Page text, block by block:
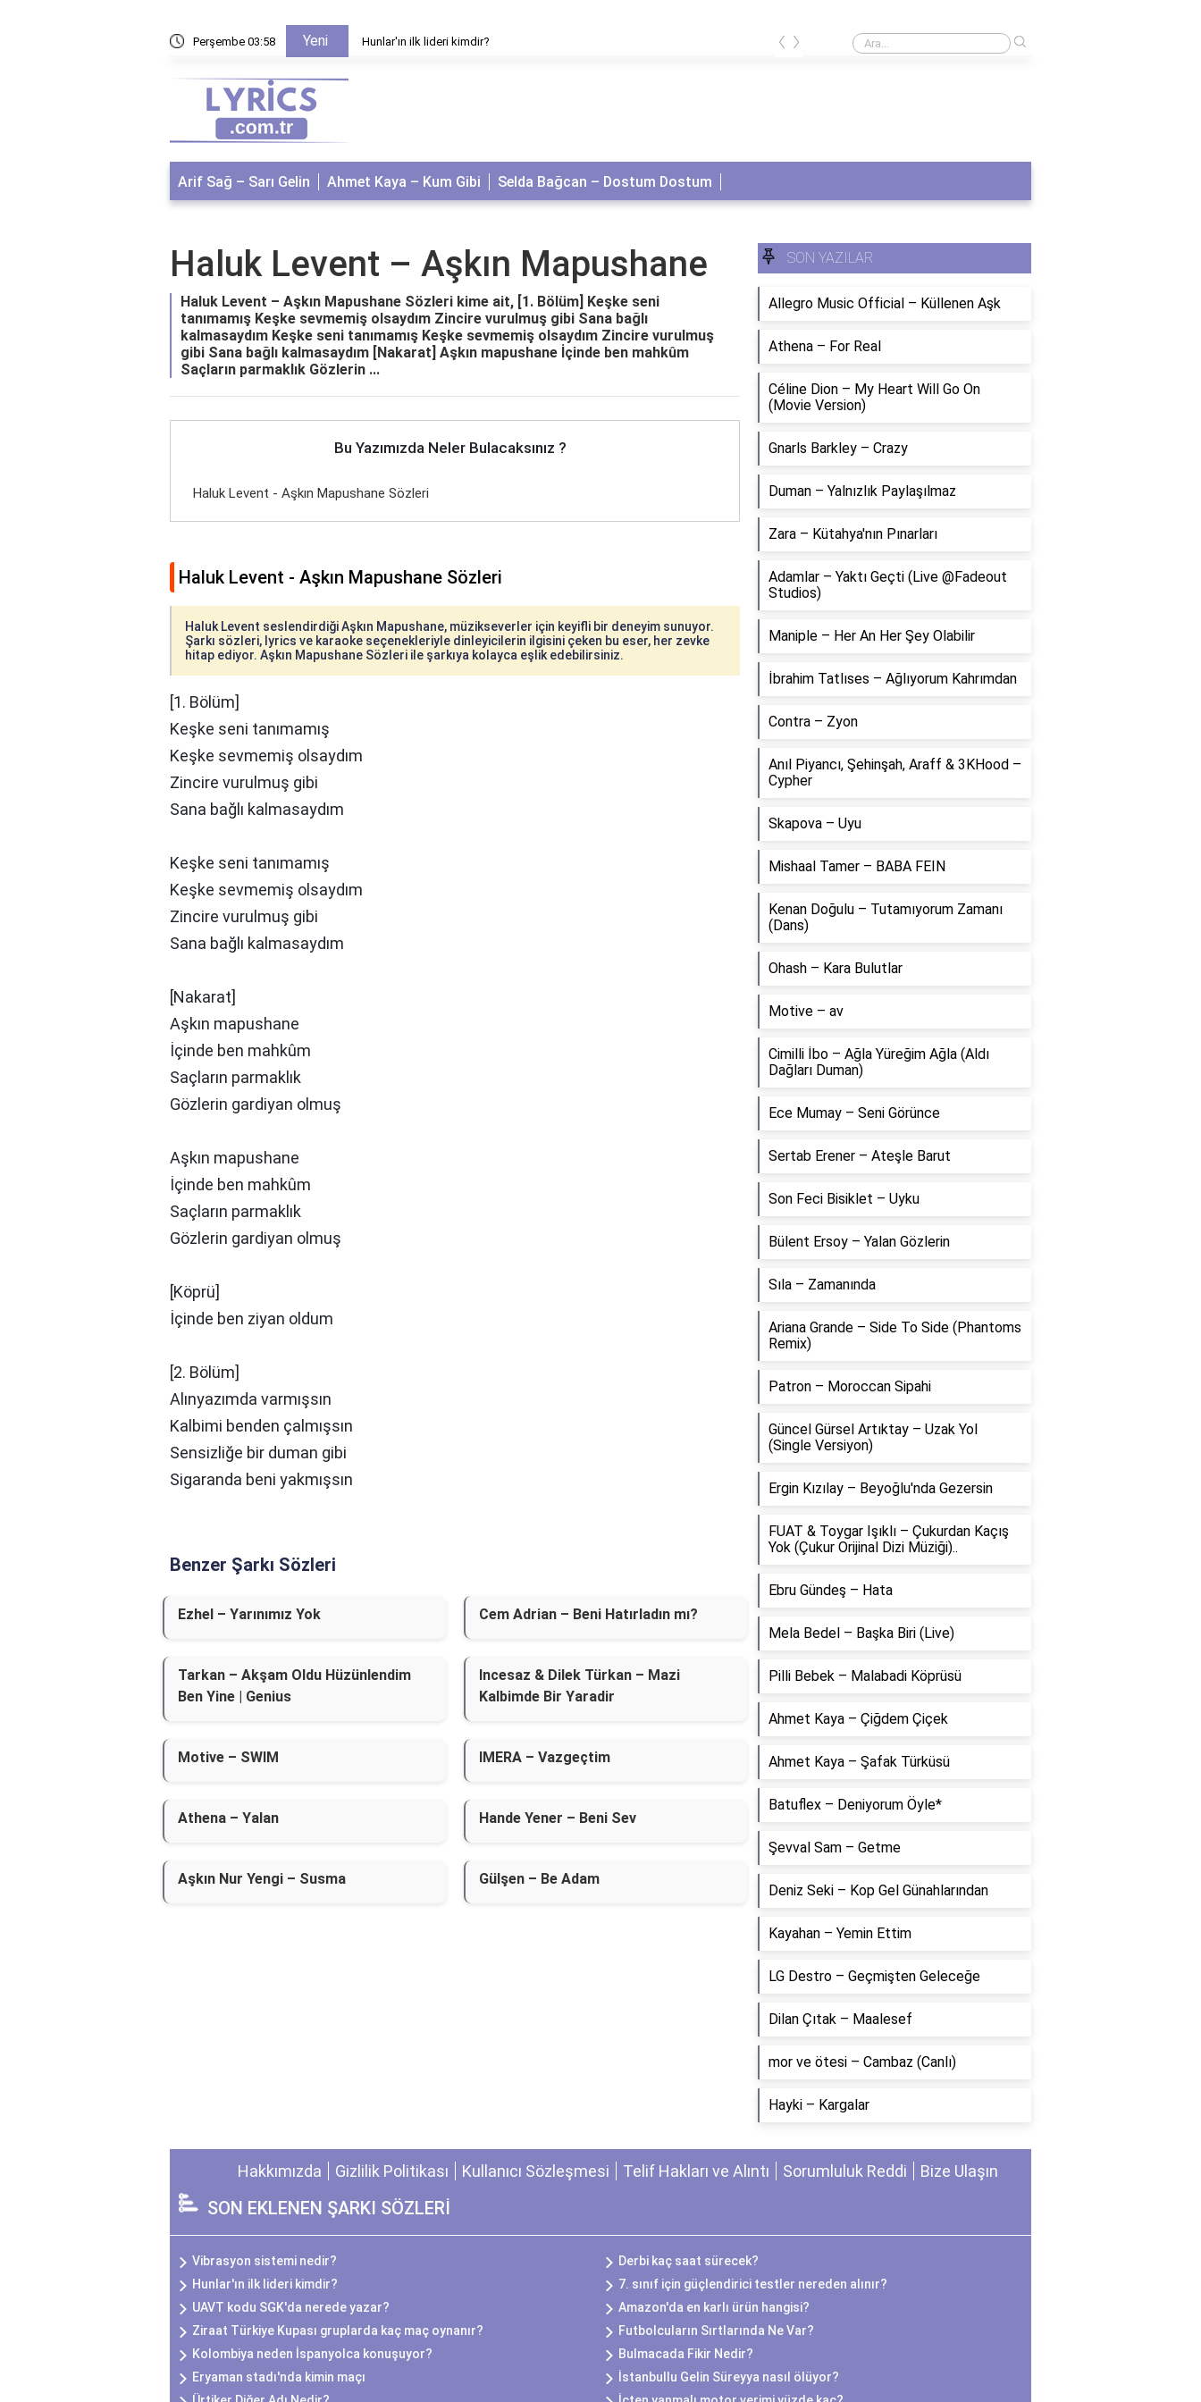
Perşembe 03:58 Yeni Hunlar'ın ilk lideri kimdir? Hunlar'ın ilk lideri kimdir?
‹ ›
Arif Sağ – Sarı Gelin Ahmet Kaya – Kum Gibi Selda Bağcan – Dostum Dostum
Haluk Levent – Aşkın Mapushane
Haluk Levent – Aşkın Mapushane Sözleri kime ait, [1. Bölüm] Keşke seni
tanımamış Keşke sevmemiş olsaydım Zincire vurulmuş gibi Sana bağlı
kalmasaydım Keşke seni tanımamış Keşke sevmemiş olsaydım Zincire vurulmuş
gibi Sana bağlı kalmasaydım [Nakarat] Aşkın mapushane İçinde ben mahkûm
Saçların parmaklık Gözlerin ...
Bu Yazımızda Neler Bulacaksınız ?
Haluk Levent - Aşkın Mapushane Sözleri
Haluk Levent - Aşkın Mapushane Sözleri
Haluk Levent seslendirdiği Aşkın Mapushane, müzikseverler için keyifli bir deneyim sunuyor.
Şarkı sözleri, lyrics ve karaoke seçenekleriyle dinleyicilerin ilgisini çeken bu eser, her zevke
hitap ediyor. Aşkın Mapushane Sözleri ile şarkıya kolayca eşlik edebilirsiniz.
[1. Bölüm]
Keşke seni tanımamış
Keşke sevmemiş olsaydım
Zincire vurulmuş gibi
Sana bağlı kalmasaydım
Keşke seni tanımamış
Keşke sevmemiş olsaydım
Zincire vurulmuş gibi
Sana bağlı kalmasaydım
[Nakarat]
Aşkın mapushane
İçinde ben mahkûm
Saçların parmaklık
Gözlerin gardiyan olmuş
Aşkın mapushane
İçinde ben mahkûm
Saçların parmaklık
Gözlerin gardiyan olmuş
[Köprü]
İçinde ben ziyan oldum
[2. Bölüm]
Alınyazımda varmışsın
Kalbimi benden çalmışsın
Sensizliğe bir duman gibi
Sigaranda beni yakmışsın
Benzer Şarkı Sözleri
Ezhel – Yarınımız Yok Cem Adrian – Beni Hatırladın mı?
Tarkan – Akşam Oldu Hüzünlendim
Ben Yine | Genius
Incesaz & Dilek Türkan – Mazi
Kalbimde Bir Yaradir
Motive – SWIM IMERA – Vazgeçtim
Athena – Yalan Hande Yener – Beni Sev
Aşkın Nur Yengi – Susma Gülşen – Be Adam
SON YAZILAR
Allegro Music Official – Küllenen Aşk
Athena – For Real
Céline Dion – My Heart Will Go On
(Movie Version)
Gnarls Barkley – Crazy
Duman – Yalnızlık Paylaşılmaz
Zara – Kütahya'nın Pınarları
Adamlar – Yaktı Geçti (Live @Fadeout
Studios)
Maniple – Her An Her Şey Olabilir
İbrahim Tatlıses – Ağlıyorum Kahrımdan
Contra – Zyon
Anıl Piyancı, Şehinşah, Araff & 3KHood –
Cypher
Skapova – Uyu
Mishaal Tamer – BABA FEIN
Kenan Doğulu – Tutamıyorum Zamanı
(Dans)
Ohash – Kara Bulutlar
Motive – av
Cimilli İbo – Ağla Yüreğim Ağla (Aldı
Dağları Duman)
Ece Mumay – Seni Görünce
Sertab Erener – Ateşle Barut
Son Feci Bisiklet – Uyku
Bülent Ersoy – Yalan Gözlerin
Sıla – Zamanında
Ariana Grande – Side To Side (Phantoms
Remix)
Patron – Moroccan Sipahi
Güncel Gürsel Artıktay – Uzak Yol
(Single Versiyon)
Ergin Kızılay – Beyoğlu'nda Gezersin
FUAT & Toygar Işıklı – Çukurdan Kaçış
Yok (Çukur Orijinal Dizi Müziği)..
Ebru Gündeş – Hata
Mela Bedel – Başka Biri (Live)
Pilli Bebek – Malabadi Köprüsü
Ahmet Kaya – Çiğdem Çiçek
Ahmet Kaya – Şafak Türküsü
Batuflex – Deniyorum Öyle*
Şevval Sam – Getme
Deniz Seki – Kop Gel Günahlarından
Kayahan – Yemin Ettim
LG Destro – Geçmişten Geleceğe
Dilan Çıtak – Maalesef
​mor ve ötesi – Cambaz (Canlı)
Hayki – Kargalar
Hakkımızda Gizlilik Politikası Kullanıcı Sözleşmesi Telif Hakları ve Alıntı Sorumluluk Reddi Bize Ulaşın
SON EKLENEN ŞARKI SÖZLERİ
Vibrasyon sistemi nedir?
Derbi kaç saat sürecek?
Hunlar'ın ilk lideri kimdir?
7. sınıf için güçlendirici testler nereden alınır?
UAVT kodu SGK'da nerede yazar?
Amazon'da en karlı ürün hangisi?
Ziraat Türkiye Kupası gruplarda kaç maç oynanır?
Futbolcuların Sırtlarında Ne Var?
Kolombiya neden İspanyolca konuşuyor?
Bulmacada Fikir Nedir?
Eryaman stadı'nda kimin maçı
İstanbullu Gelin Süreyya nasıl ölüyor?